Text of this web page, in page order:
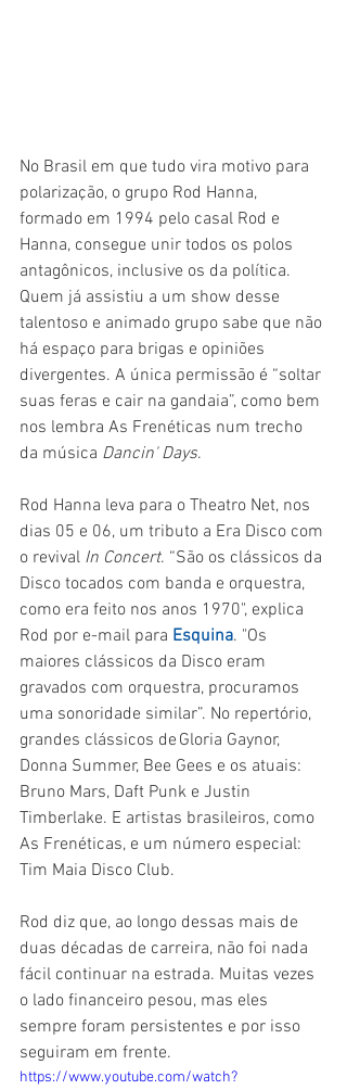
No Brasil em que tudo vira motivo para
polarização, o grupo Rod Hanna,
formado em 1994 pelo casal Rod e
Hanna, consegue unir todos os polos
antagônicos, inclusive os da política.
Quem já assistiu a um show desse
talentoso e animado grupo sabe que não
há espaço para brigas e opiniões
divergentes. A única permissão é “soltar
suas feras e cair na gandaia”, como bem
nos lembra As Frenéticas num trecho
da música Dancin' Days.
Rod Hanna leva para o Theatro Net, nos
dias 05 e 06, um tributo a Era Disco com
o revival In Concert. “São os clássicos da
Disco tocados com banda e orquestra,
como era feito nos anos 1970", explica
Rod por e-mail para Esquina. "Os
maiores clássicos da Disco eram
gravados com orquestra, procuramos
uma sonoridade similar”. No repertório,
grandes clássicos de Gloria Gaynor,
Donna Summer, Bee Gees e os atuais:
Bruno Mars, Daft Punk e Justin
Timberlake. E artistas brasileiros, como
As Frenéticas, e um número especial:
Tim Maia Disco Club.
Rod diz que, ao longo dessas mais de
duas décadas de carreira, não foi nada
fácil continuar na estrada. Muitas vezes
o lado financeiro pesou, mas eles
sempre foram persistentes e por isso
seguiram em frente.
https://www.youtube.com/watch?